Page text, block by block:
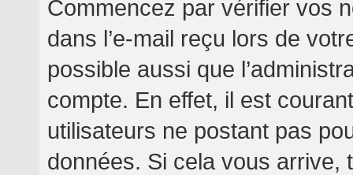
Commencez par vérifier vos
dans l’e-mail reçu lors de
possible aussi que
compte. En effet, il est
utilisateurs ne postant pas
données. Si cela vous